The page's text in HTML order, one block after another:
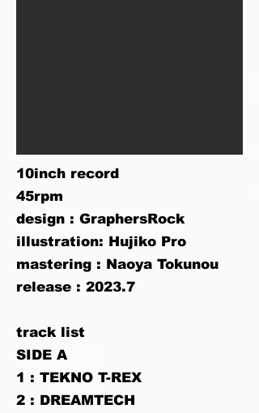
10inch record
45rpm
design : GraphersRock
illustration: Hujiko Pro
mastering : Naoya Tokunou
release : 2023.7
track list
SIDE A
1 : TEKNO T-REX
2 : DREAMTECH